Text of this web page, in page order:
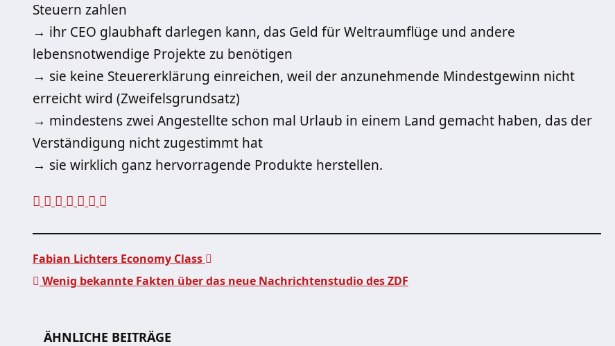
Steuern zahlen
→ ihr CEO glaubhaft darlegen kann, das Geld für Weltraumflüge und andere
lebensnotwendige Projekte zu benötigen
→ sie keine Steuererklärung einreichen, weil der anzunehmende Mindestgewinn nicht
erreicht wird (Zweifelsgrundsatz)
→ mindestens zwei Angestellte schon mal Urlaub in einem Land gemacht haben, das der
Verständigung nicht zugestimmt hat
→ sie wirklich ganz hervorragende Produkte herstellen.
Fabian Lichters Economy Class
Wenig bekannte Fakten über das neue Nachrichtenstudio des ZDF
ÄHNLICHE BEITRÄGE